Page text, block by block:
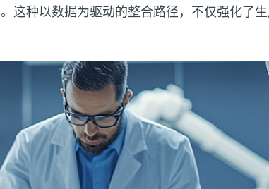
这种以数据为驱动的整合路径，不仅强化了